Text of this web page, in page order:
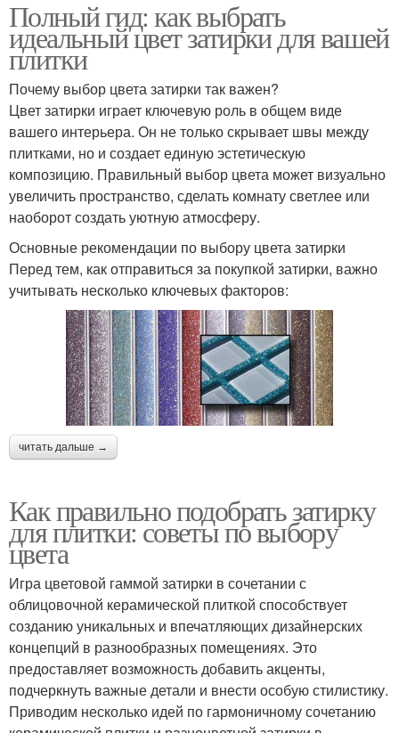
Полный гид: как выбрать
идеальный цвет затирки для вашей
плитки
Почему выбор цвета затирки так важен?
Цвет затирки играет ключевую роль в общем виде
вашего интерьера. Он не только скрывает швы между
плитками, но и создает единую эстетическую
композицию. Правильный выбор цвета может визуально
увеличить пространство, сделать комнату светлее или
наоборот создать уютную атмосферу.
Основные рекомендации по выбору цвета затирки
Перед тем, как отправиться за покупкой затирки, важно
учитывать несколько ключевых факторов:
читать дальше →
Как правильно подобрать затирку
для плитки: советы по выбору
цвета
Игра цветовой гаммой затирки в сочетании с
облицовочной керамической плиткой способствует
созданию уникальных и впечатляющих дизайнерских
концепций в разнообразных помещениях. Это
предоставляет возможность добавить акценты,
подчеркнуть важные детали и внести особую стилистику.
Приводим несколько идей по гармоничному сочетанию